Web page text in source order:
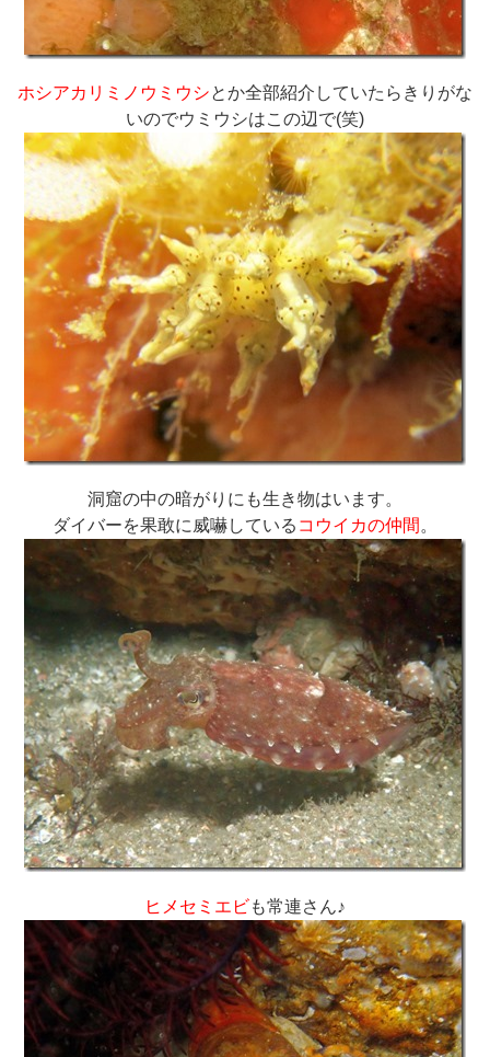
ホシアカリミノウミウシとか全部紹介していたらきりがな
いのでウミウシはこの辺で(笑)
洞窟の中の暗がりにも生き物はいます。
ダイバーを果敢に威嚇している コウイカの仲間。
ヒメセミエビも常連さん♪